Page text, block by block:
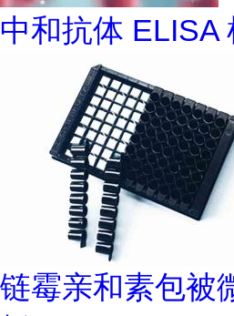
中和抗体 ELISA
链霉亲和素包被